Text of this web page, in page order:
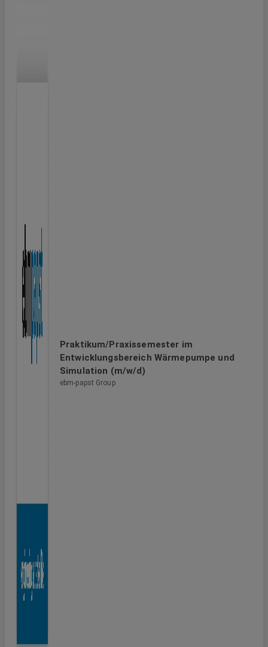
Praktikum/Praxissemester im
Entwicklungsbereich Wärmepumpe und
Simulation (m/w/d)
ebm-papst Group